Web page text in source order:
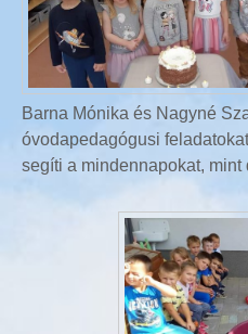
Barna Mónika és Nagyné
óvodapedagógusi
segíti a mindennapokat, mint